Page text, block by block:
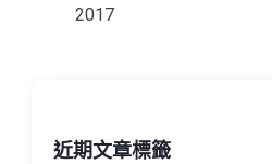
2017
近期文章標籤